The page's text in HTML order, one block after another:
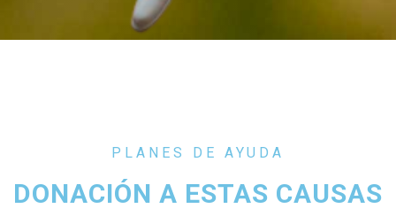
PLANES DE AYUDA
DONACIÓN A ESTAS CAUSAS